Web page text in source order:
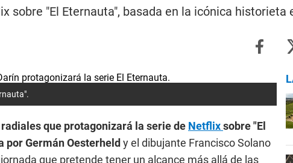
sobre "El Eternauta", basada en la icónica
que protagonizará la serie de Netflixsobre "El
por Germán Oesterheld y el dibujante Francisco Solano
que pretende tener un alcance más allá de las